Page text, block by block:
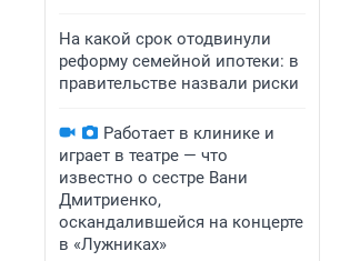
На какой срок отодвинули
реформу семейной ипотеки: в
правительстве назвали риски
Работает в клинике и
играет в театре — что
известно о сестре Вани
Дмитриенко,
оскандалившейся на концерте
в «Лужниках»